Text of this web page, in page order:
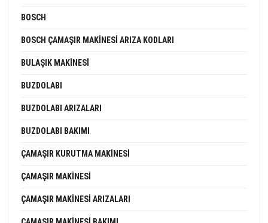
BOSCH
BOSCH ÇAMAŞIR MAKINESI ARIZA KODLARI
BULAŞIK MAKINESI
BUZDOLABI
BUZDOLABI ARIZALARI
BUZDOLABI BAKIMI
ÇAMAŞIR KURUTMA MAKINESI
ÇAMAŞIR MAKINESI
ÇAMAŞIR MAKINESI ARIZALARI